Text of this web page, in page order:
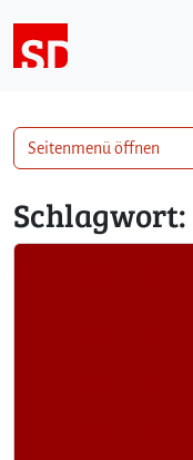
Schlagwort:
Seitenmenü öffnen